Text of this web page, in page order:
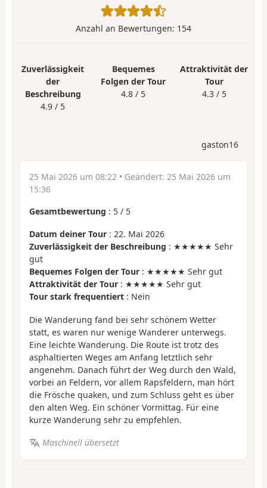
Anzahl an Bewertungen: 154
Zuverlässigkeit
der
Beschreibung
4.9 / 5
Bequemes
Folgen der Tour
4.8 / 5
Attraktivität der
Tour
4.3 / 5
gaston16
25 Mai 2026 um 08:22 • Geändert: 25 Mai 2026 um
15:36
Gesamtbewertung : 5 / 5
Datum deiner Tour : 22. Mai 2026
Zuverlässigkeit der Beschreibung : ★★★★★ Sehr
gut
Bequemes Folgen der Tour : ★★★★★ Sehr gut
Attraktivität der Tour : ★★★★★ Sehr gut
Tour stark frequentiert : Nein
Die Wanderung fand bei sehr schönem Wetter
statt, es waren nur wenige Wanderer unterwegs.
Eine leichte Wanderung. Die Route ist trotz des
asphaltierten Weges am Anfang letztlich sehr
angenehm. Danach führt der Weg durch den Wald,
vorbei an Feldern, vor allem Rapsfeldern, man hört
die Frösche quaken, und zum Schluss geht es über
den alten Weg. Ein schöner Vormittag. Für eine
kurze Wanderung sehr zu empfehlen.
Maschinell übersetzt